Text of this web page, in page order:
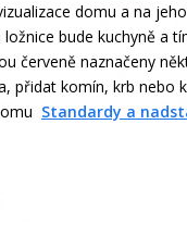
domu a na
bude kuchyně a
červeně naznačeny
přidat komín, krb nebo
Standardy a